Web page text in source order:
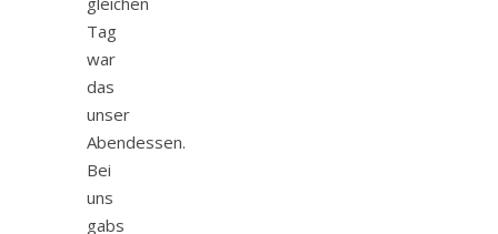
Tag
war
das
unser
Abendessen.
Bei
uns
gabs